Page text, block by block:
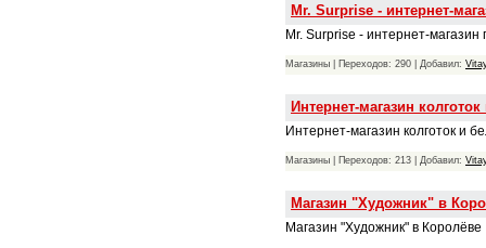
Mr. Surprise - интернет-
Mr. Surprise - интернет-магазин
Магазины | Переходов: 290 | Добавил:
Интернет-магазин
Интернет-магазин колготок и
Магазины | Переходов: 213 | Добавил:
Магазин "Художник" в
Магазин "Художник" в Королёве